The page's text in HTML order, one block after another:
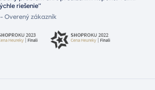
riešenie“
- Overený zákazník